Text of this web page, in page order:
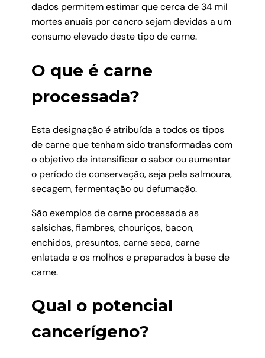
dados permitem estimar que cerca de 34 mil
mortes anuais por cancro sejam devidas a um
consumo elevado deste tipo de carne.
O que é carne
processada?
Esta designação é atribuída a todos os tipos
de carne que tenham sido transformadas com
o objetivo de intensificar o sabor ou aumentar
o período de conservação, seja pela salmoura,
secagem, fermentação ou defumação.
São exemplos de carne processada as
salsichas, fiambres, chouriços, bacon,
enchidos, presuntos, carne seca, carne
enlatada e os molhos e preparados à base de
carne.
Qual o potencial
cancerígeno?